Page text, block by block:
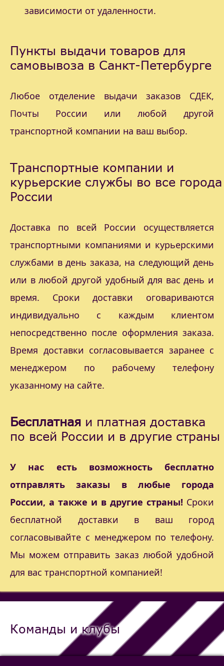
зависимости от удаленности.
Пункты выдачи товаров для
самовывоза в Санкт-Петербурге
Любое отделение выдачи заказов СДЕК,
Почты России или любой другой
транспортной компании на ваш выбор.
Транспортные компании и
курьерские службы во все города
России
Доставка по всей России осуществляется
транспортными компаниями и курьерскими
службами в день заказа, на следующий день
или в любой другой удобный для вас день и
время. Сроки доставки оговариваются
индивидуально с каждым клиентом
непосредственно после оформления заказа.
Время доставки согласовывается заранее с
менеджером по рабочему телефону
указанному на сайте.
Бесплатная и платная доставка
по всей России и в другие страны
У нас есть возможность бесплатно
отправлять заказы в любые города
России, а также и в другие страны! Сроки
бесплатной доставки в ваш город
согласовывайте с менеджером по телефону.
Мы можем отправить заказ любой удобной
для вас транспортной компанией!
Команды и клубы